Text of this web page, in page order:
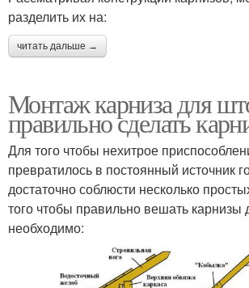
разделить их на:
читать дальше →
Монтаж карниза для
правильно сделать
Для того чтобы нехитрое
превратилось в постоянный источник
достаточно соблюсти несколько
того чтобы правильно вешать карнизы
необходимо: